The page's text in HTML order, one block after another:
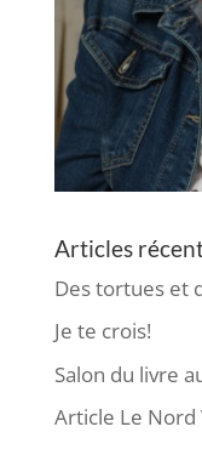
Articles
Des tortues et
Je te crois!
Salon du livre
Article Le Nord